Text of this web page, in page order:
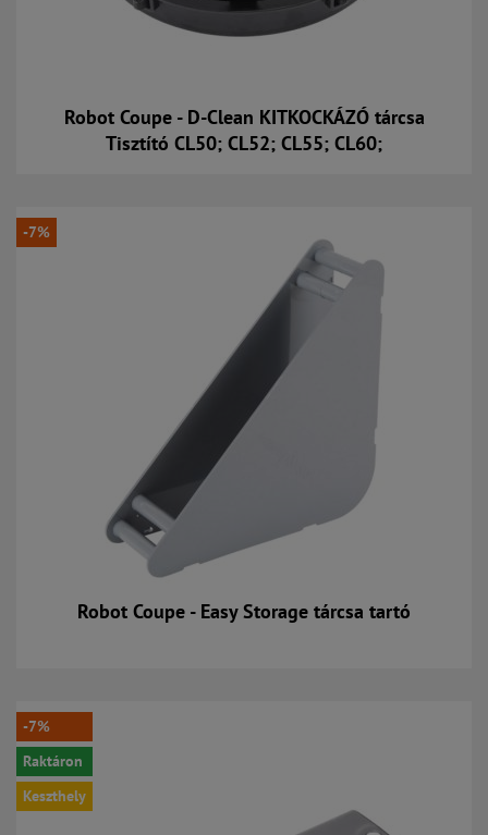
Robot Coupe - D-Clean KITKOCKÁZÓ tárcsa
Tisztító CL50; CL52; CL55; CL60;
Kosárba
-7%
Robot Coupe - Easy Storage tárcsa tartó
-7%
Raktáron
Keszthely